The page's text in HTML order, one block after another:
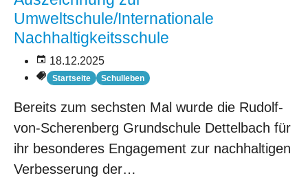
Umweltschule/Internationale
Nachhaltigkeitsschule
18.12.2025
Startseite Schulleben
Bereits zum sechsten Mal wurde die Rudolf-
von-Scherenberg Grundschule Dettelbach für
ihr besonderes Engagement zur nachhaltigen
Verbesserung der…